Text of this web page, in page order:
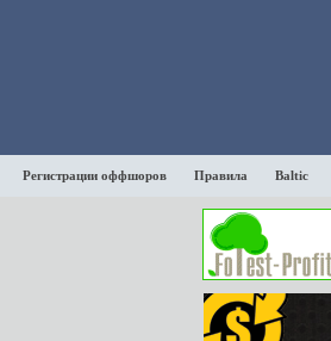
Регистрации оффшоров Правила Baltic